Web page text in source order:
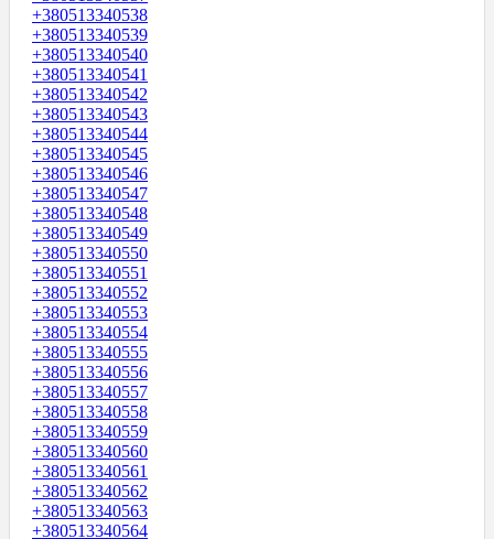
+380513340538
+380513340539
+380513340540
+380513340541
+380513340542
+380513340543
+380513340544
+380513340545
+380513340546
+380513340547
+380513340548
+380513340549
+380513340550
+380513340551
+380513340552
+380513340553
+380513340554
+380513340555
+380513340556
+380513340557
+380513340558
+380513340559
+380513340560
+380513340561
+380513340562
+380513340563
+380513340564